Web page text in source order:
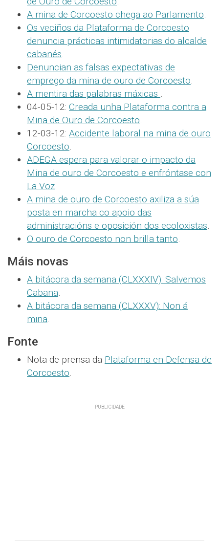
A mina de Corcoesto chega ao Parlamento.
Os veciños da Plataforma de Corcoesto
denuncia prácticas intimidatorias do alcalde
cabanés.
Denuncian as falsas expectativas de
emprego da mina de ouro de Corcoesto.
A mentira das palabras máxicas .
04-05-12: Creada unha Plataforma contra a
Mina de Ouro de Corcoesto.
12-03-12: Accidente laboral na mina de ouro
Corcoesto.
ADEGA espera para valorar o impacto da
Mina de ouro de Corcoesto e enfróntase con
La Voz.
A mina de ouro de Corcoesto axiliza a súa
posta en marcha co apoio das
administracións e oposición dos ecoloxistas.
O ouro de Corcoesto non brilla tanto.
Máis novas
A bitácora da semana (CLXXXIV): Salvemos
Cabana.
A bitácora da semana (CLXXXV): Non á
mina.
Fonte
Nota de prensa da Plataforma en Defensa de
Corcoesto.